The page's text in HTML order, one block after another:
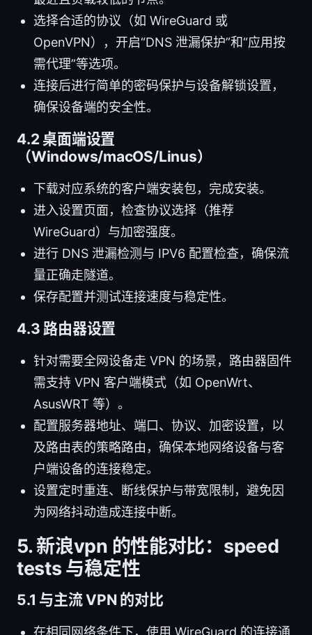
选择合适的协议（如 WireGuard 或
OpenVPN），开启“DNS 泄漏保护”和“应用按
需代理”等选项。
连接后进行简单的密码保护与设备解锁设置，
确保设备端的安全性。
4.2 桌面端设置
（Windows/macOS/Linus）
下载对应系统的客户端安装包，完成安装。
进入设置页面，检查协议选择（推荐
WireGuard）与加密强度。
进行 DNS 泄漏检测与 IPV6 配置检查，确保流
量正确走隧道。
保存配置并测试连接速度与稳定性。
4.3 路由器设置
针对需要全网设备走 VPN 的场景，路由器固件
需支持 VPN 客户端模式（如 OpenWrt、
AsusWRT 等）。
配置服务器地址、端口、协议、加密设置，以
及路由表的策略路由，确保本地网络设备与客
户端设备的连接稳定。
设置定时重连、断线保护与带宽限制，避免因
为网络抖动造成连接中断。
5. 新浪vpn 的性能对比：speed
tests 与稳定性
5.1 与主流 VPN 的对比
在相同网络条件下，使用 WireGuard 的连接通